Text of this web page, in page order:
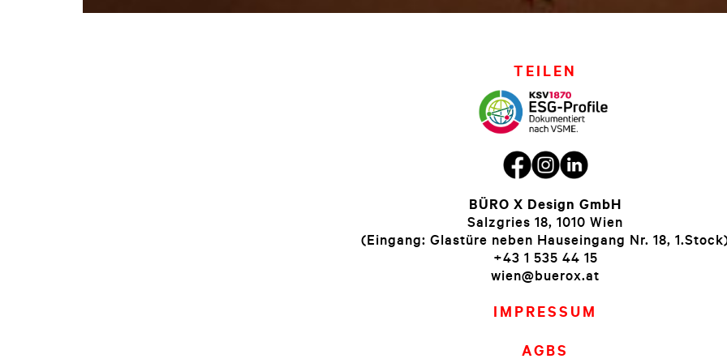
TEILEN
BÜRO X Design GmbH
Salzgries 18, 1010 Wien
(Eingang: Glastüre neben Hauseingang Nr. 18,
+43 1 535 44 15
wien@buerox.at
IMPRESSUM
AGBS